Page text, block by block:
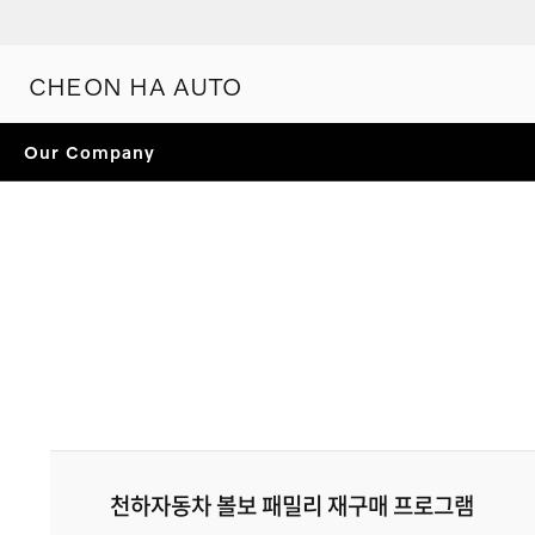
CHEON HA AUTO
Our Company
천하자동차 볼보 패밀리 재구매 프로그램